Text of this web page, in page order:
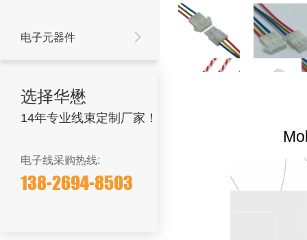
电子元器件
选择华懋
14年专业线束定制厂家！
电子线采购热线:
138-2694-8503